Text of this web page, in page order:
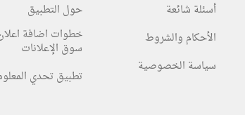
أسئلة شائعة
الأحكام والشروط
سياسة الخصوصية
حول التطبيق
خطوات اضافة
سوق الإعلانات
تطبيق تحدي